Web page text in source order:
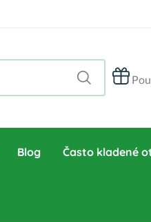
Blog Často kladené